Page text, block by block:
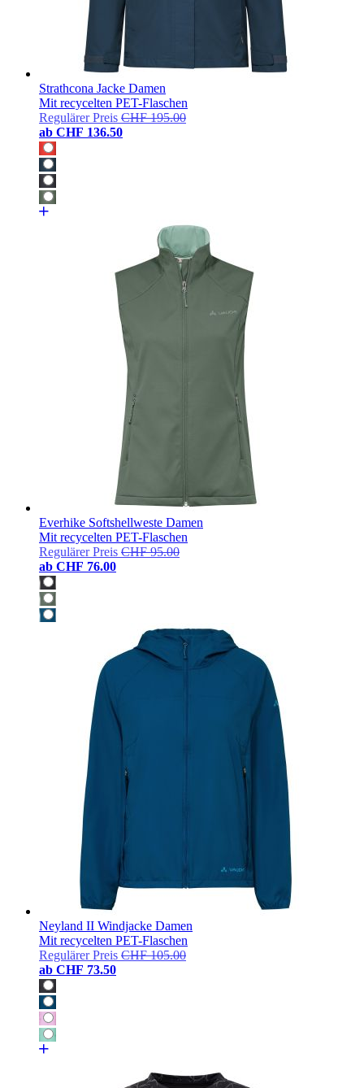
Strathcona Jacke Damen
Mit recycelten PET-Flaschen
Regulärer Preis CHF 195.00
ab CHF 136.50
Everhike Softshellweste Damen
Mit recycelten PET-Flaschen
Regulärer Preis CHF 95.00
ab CHF 76.00
Neyland II Windjacke Damen
Mit recycelten PET-Flaschen
Regulärer Preis CHF 105.00
ab CHF 73.50